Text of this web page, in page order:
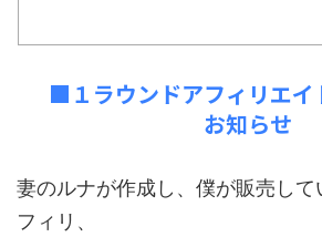
■１ラウンドアフィリエイ
お知らせ
妻のルナが作成し、僕が販売し
フィリ、